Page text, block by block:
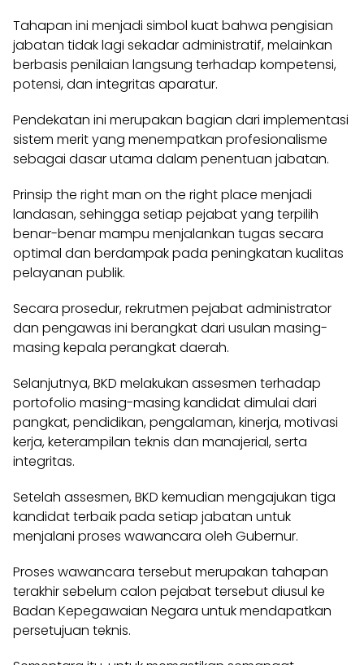
Tahapan ini menjadi simbol kuat bahwa pengisian
jabatan tidak lagi sekadar administratif, melainkan
berbasis penilaian langsung terhadap kompetensi,
potensi, dan integritas aparatur.
Pendekatan ini merupakan bagian dari implementasi
sistem merit yang menempatkan profesionalisme
sebagai dasar utama dalam penentuan jabatan.
Prinsip the right man on the right place menjadi
landasan, sehingga setiap pejabat yang terpilih
benar-benar mampu menjalankan tugas secara
optimal dan berdampak pada peningkatan kualitas
pelayanan publik.
Secara prosedur, rekrutmen pejabat administrator
dan pengawas ini berangkat dari usulan masing-
masing kepala perangkat daerah.
Selanjutnya, BKD melakukan assesmen terhadap
portofolio masing-masing kandidat dimulai dari
pangkat, pendidikan, pengalaman, kinerja, motivasi
kerja, keterampilan teknis dan manajerial, serta
integritas.
Setelah assesmen, BKD kemudian mengajukan tiga
kandidat terbaik pada setiap jabatan untuk
menjalani proses wawancara oleh Gubernur.
Proses wawancara tersebut merupakan tahapan
terakhir sebelum calon pejabat tersebut diusul ke
Badan Kepegawaian Negara untuk mendapatkan
persetujuan teknis.